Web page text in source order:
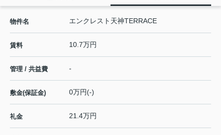
物件名 エンクレスト天神TERRACE
賃料 10.7万円
管理 / 共益費 -
敷金(保証金) 0万円(-)
礼金 21.4万円